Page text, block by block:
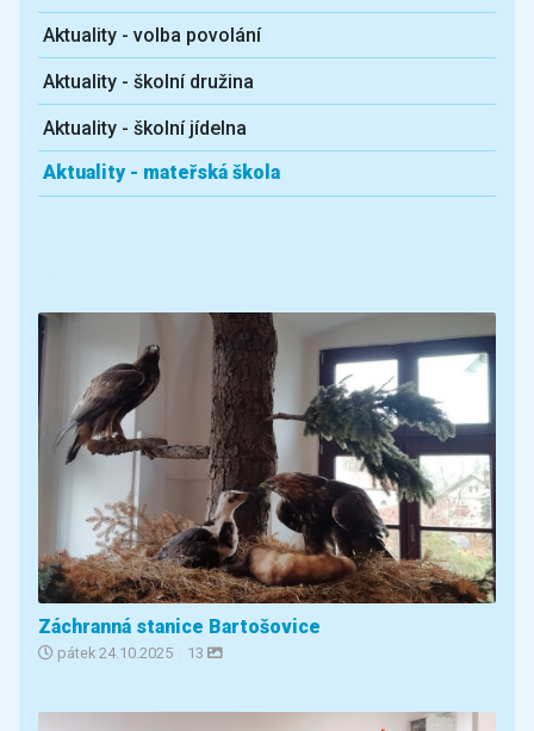
Aktuality - volba povolání
Aktuality - školní družina
Aktuality - školní jídelna
Aktuality - mateřská škola
Záchranná stanice Bartošovice
pátek 24.10.2025 | 13